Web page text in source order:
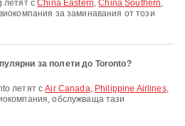
летят сChina Eastern,China Southern,
за заминавания от този
за полети до Toronto?
летят сAir Canada, Philippine Airlines,
обслужваща тази